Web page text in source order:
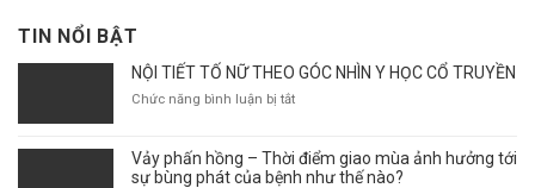
TIN NỔI BẬT
NỘI TIẾT TỐ NỮ THEO GÓC NHÌN Y HỌC CỔ TRUYỀN
Chức năng bình luận bị tắtở
TỐ
NỮ
Vảy phấn hồng – Thời điểm giao mùa ảnh hưởng tới
sự bùng phát của bệnh như thế nào?